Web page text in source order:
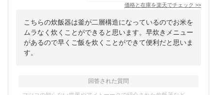
価格と在庫を楽天でチェック >>
こちらの炊飯器は釜が二層構造になっているのでお米を
ムラなく炊くことができると思います。早炊きメニュー
があるので早くご飯を炊くことができて便利だと思いま
す。
回答された質問